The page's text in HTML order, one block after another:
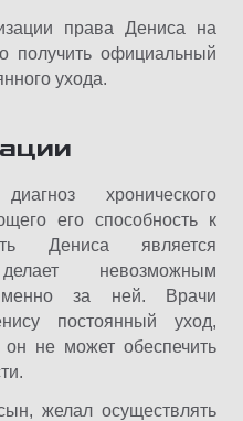
права Дениса на
получить официальный
ухода.
хронического
его способность к
Дениса является
невозможным
за ней. Врачи
постоянный уход,
он не может обеспечить
желал осуществлять